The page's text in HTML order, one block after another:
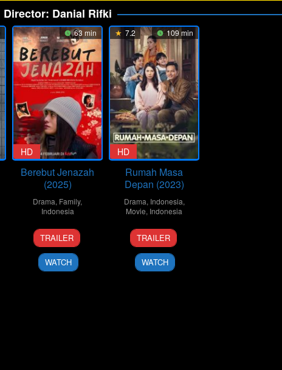
Director: Danial Rifki
63 min
HD
Berebut Jenazah
(2025)
Drama, Family,
Indonesia
14
Feb
2025
Danial
Rifki
TRAILER
WATCH
7.2 109 min
HD
Rumah Masa
Depan (2023)
Drama, Indonesia,
Movie, Indonesia
7
Dec
2023
Danial
Rifki
TRAILER
WATCH